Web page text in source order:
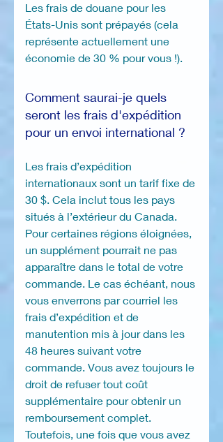
Les frais de douane pour les
États-Unis sont prépayés (cela
représente actuellement une
économie de 30 % pour vous !).
Comment saurai-je quels
seront les frais d'expédition
pour un envoi international ?
Les frais d’expédition
internationaux sont un tarif fixe de
30 $. Cela inclut tous les pays
situés à l’extérieur du Canada.
Pour certaines régions éloignées,
un supplément pourrait ne pas
apparaître dans le total de votre
commande. Le cas échéant, nous
vous enverrons par courriel les
frais d’expédition et de
manutention mis à jour dans les
48 heures suivant votre
commande. Vous avez toujours le
droit de refuser tout coût
supplémentaire pour obtenir un
remboursement complet.
Toutefois, une fois que vous avez